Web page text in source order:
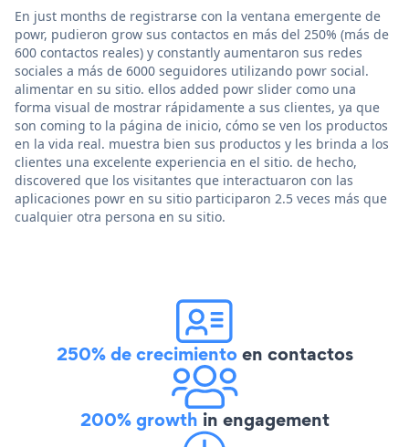
En just months de registrarse con la ventana emergente de
powr, pudieron grow sus contactos en más del 250% (más de
600 contactos reales) y constantly aumentaron sus redes
sociales a más de 6000 seguidores utilizando powr social.
alimentar en su sitio. ellos added powr slider como una
forma visual de mostrar rápidamente a sus clientes, ya que
son coming to la página de inicio, cómo se ven los productos
en la vida real. muestra bien sus productos y les brinda a los
clientes una excelente experiencia en el sitio. de hecho,
discovered que los visitantes que interactuaron con las
aplicaciones powr en su sitio participaron 2.5 veces más que
cualquier otra persona en su sitio.
250% de crecimientoen contactos
200% growth in engagement